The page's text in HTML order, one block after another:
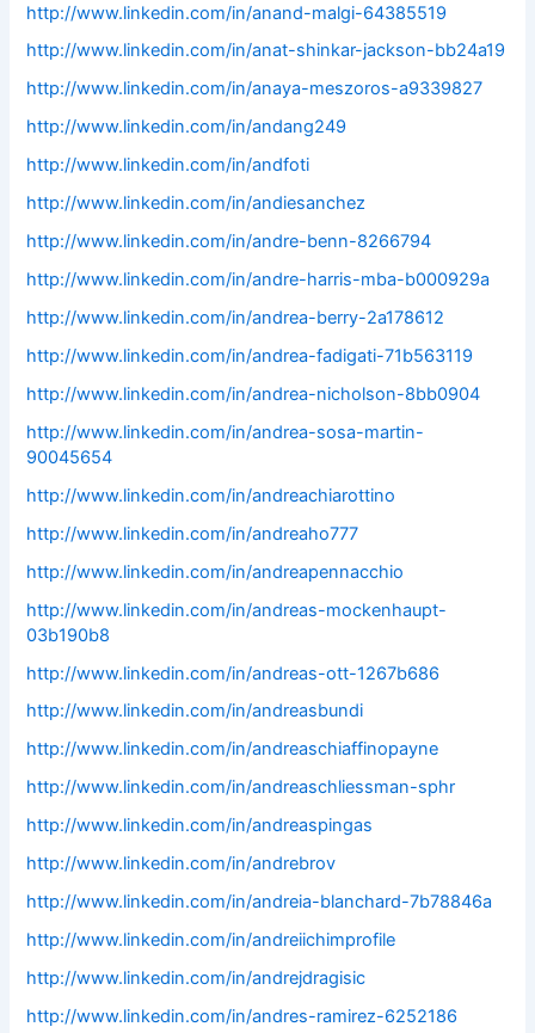
http://www.linkedin.com/in/anand-malgi-64385519
http://www.linkedin.com/in/anat-shinkar-jackson-bb24a19
http://www.linkedin.com/in/anaya-meszoros-a9339827
http://www.linkedin.com/in/andang249
http://www.linkedin.com/in/andfoti
http://www.linkedin.com/in/andiesanchez
http://www.linkedin.com/in/andre-benn-8266794
http://www.linkedin.com/in/andre-harris-mba-b000929a
http://www.linkedin.com/in/andrea-berry-2a178612
http://www.linkedin.com/in/andrea-fadigati-71b563119
http://www.linkedin.com/in/andrea-nicholson-8bb0904
http://www.linkedin.com/in/andrea-sosa-martin-
90045654
http://www.linkedin.com/in/andreachiarottino
http://www.linkedin.com/in/andreaho777
http://www.linkedin.com/in/andreapennacchio
http://www.linkedin.com/in/andreas-mockenhaupt-
03b190b8
http://www.linkedin.com/in/andreas-ott-1267b686
http://www.linkedin.com/in/andreasbundi
http://www.linkedin.com/in/andreaschiaffinopayne
http://www.linkedin.com/in/andreaschliessman-sphr
http://www.linkedin.com/in/andreaspingas
http://www.linkedin.com/in/andrebrov
http://www.linkedin.com/in/andreia-blanchard-7b78846a
http://www.linkedin.com/in/andreiichimprofile
http://www.linkedin.com/in/andrejdragisic
http://www.linkedin.com/in/andres-ramirez-6252186